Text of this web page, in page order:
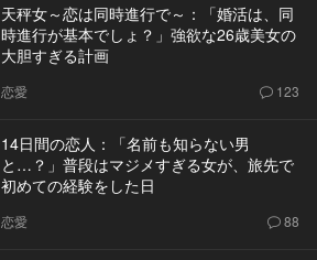
天秤女～恋は同時進行で～：「婚活は、同
時進行が基本でしょ？」強欲な26歳美女の
大胆すぎる計画
恋愛 123
14日間の恋人：「名前も知らない男
と…？」普段はマジメすぎる女が、旅先で
初めての経験をした日
恋愛 88